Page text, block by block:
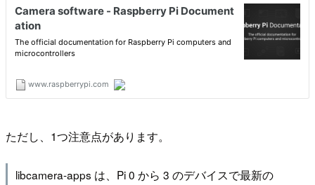
ただし、1つ注意点があります。
libcamera-apps は、Pi 0 から 3 のデバイスで最新の